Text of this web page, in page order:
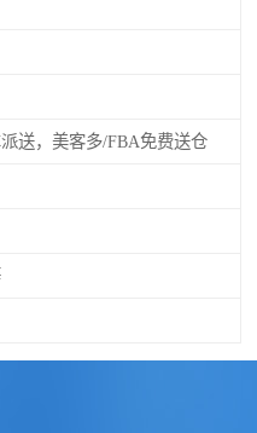
送，美客多/FBA免费送仓